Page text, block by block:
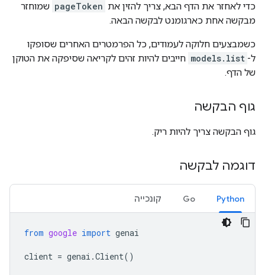
כדי לאחזר את הדף הבא, צריך להזין את pageToken שמוחזר
מבקשה אחת כארגומנט לבקשה הבאה.
כשמבצעים חלוקה לעמודים, כל הפרמטרים האחרים שסופקו
ל- models.list חייבים להיות זהים לקריאה שסיפקה את הטוקן
של הדף.
גוף הבקשה
גוף הבקשה צריך להיות ריק.
דוגמה לבקשה
Python
Go קונכייה
from google import genai
client = genai .Client()